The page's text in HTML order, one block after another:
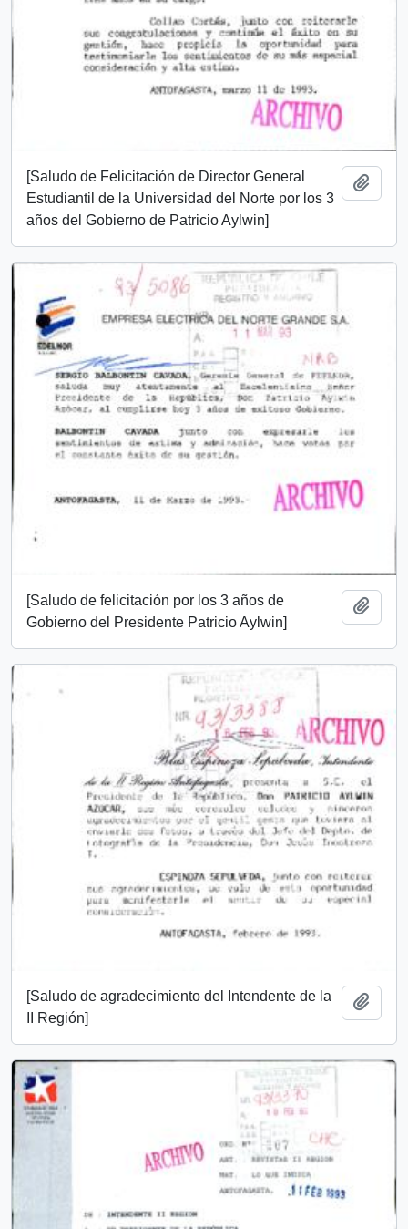
[Saludo de Felicitación de Director General
Estudiantil de la Universidad del Norte por los 3
años del Gobierno de Patricio Aylwin]
[Saludo de felicitación por los 3 años de
Gobierno del Presidente Patricio Aylwin]
[Saludo de agradecimiento del Intendente de la
II Región]